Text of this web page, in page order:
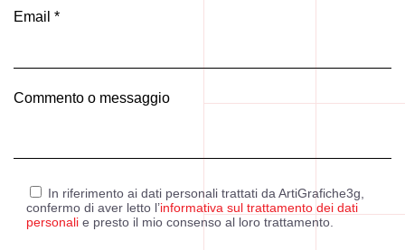
Email *
Commento o messaggio
In riferimento ai dati personali trattati da ArtiGrafiche3g,
confermo di aver letto l’informativa sul trattamento dei dati
personali e presto il mio consenso al loro trattamento.